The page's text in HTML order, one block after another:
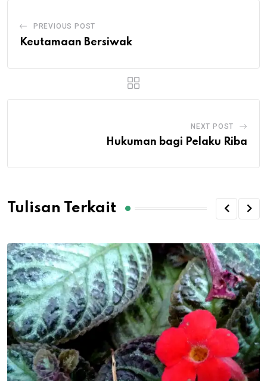
PREVIOUS POST
Keutamaan Bersiwak
NEXT POST
Hukuman bagi Pelaku Riba
Tulisan Terkait